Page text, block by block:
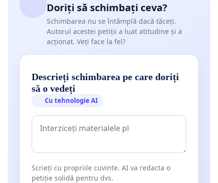
Doriți să schimbați ceva?
Schimbarea nu se întâmplă dacă tăceți.
Autorul acestei petiții a luat atitudine și a
acționat. Veți face la fel?
Descrieți schimbarea pe care doriți
să o vedeți
Cu tehnologie AI
Scrieți cu propriile cuvinte. AI va redacta o
petiție solidă pentru dvs.